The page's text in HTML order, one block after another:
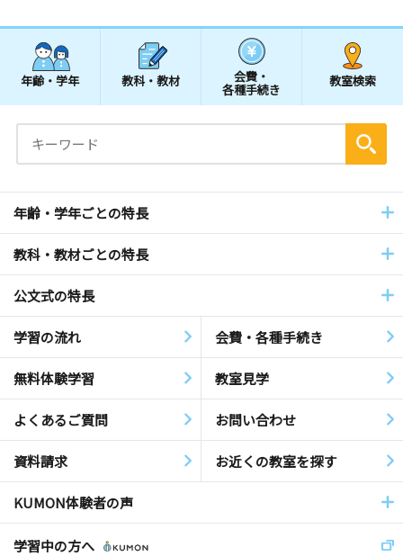
年齢・学年 教科・教材 会費・
各種手続き
教室検索
年齢・学年ごとの特長
教科・教材ごとの特長
公文式の特長
学習の流れ 会費・各種手続き
無料体験学習 教室見学
よくあるご質問 お問い合わせ
資料請求 お近くの教室を探す
KUMON体験者の声
学習中の方へ